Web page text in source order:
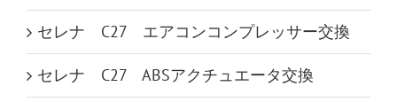
セレナ C27 エアコンコンプレッサー交換
セレナ C27 ABSアクチュエータ交換